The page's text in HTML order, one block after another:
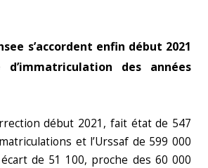
s’accordent enfin début 2021
des années
début 2021, fait état de 547
et l’Urssaf de 599 000
de 51 100, proche des 60 000